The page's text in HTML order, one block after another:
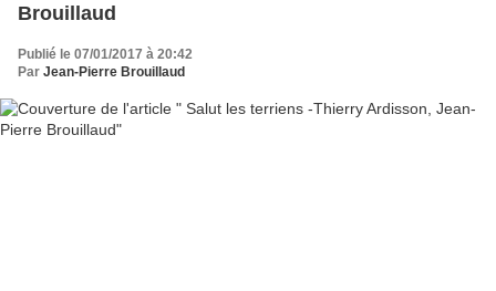
Brouillaud
Publié le 07/01/2017 à 20:42
Par Jean-Pierre Brouillaud